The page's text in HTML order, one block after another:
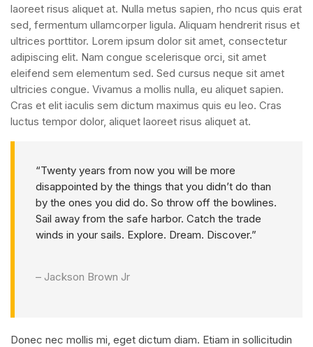
laoreet risus aliquet at. Nulla metus sapien, rho ncus quis erat
sed, fermentum ullamcorper ligula. Aliquam hendrerit risus et
ultrices porttitor. Lorem ipsum dolor sit amet, consectetur
adipiscing elit. Nam congue scelerisque orci, sit amet
eleifend sem elementum sed. Sed cursus neque sit amet
ultricies congue. Vivamus a mollis nulla, eu aliquet sapien.
Cras et elit iaculis sem dictum maximus quis eu leo. Cras
luctus tempor dolor, aliquet laoreet risus aliquet at.
“Twenty years from now you will be more
disappointed by the things that you didn’t do than
by the ones you did do. So throw off the bowlines.
Sail away from the safe harbor. Catch the trade
winds in your sails. Explore. Dream. Discover.”
– Jackson Brown Jr
Donec nec mollis mi, eget dictum diam. Etiam in sollicitudin